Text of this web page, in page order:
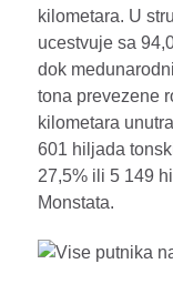
kilometara. U
ucestvuje sa
dok
tona prevezene
kilometara
601 hiljada
27,5% ili 5 149
Monstata.